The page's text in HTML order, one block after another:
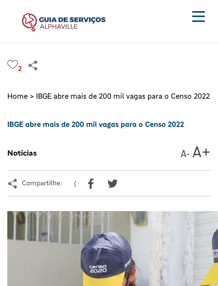
2
Home > IBGE abre mais de 200 mil vagas para o Censo 2022
IBGE abre mais de 200 mil vagas para o Censo 2022
Notícias
Compartilhe: (